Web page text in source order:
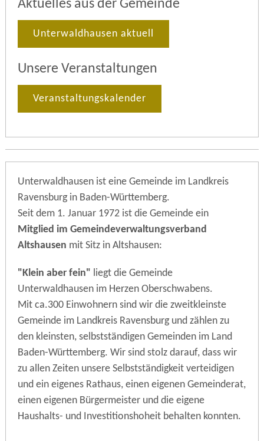
Aktuelles aus der Gemeinde
Unterwaldhausen aktuell
Unsere Veranstaltungen
Veranstaltungskalender
Unterwaldhausen ist eine Gemeinde im Landkreis
Ravensburg in Baden-Württemberg.
Seit dem 1. Januar 1972 ist die Gemeinde ein
Mitglied im Gemeindeverwaltungsverband
Altshausen mit Sitz in Altshausen:
"Klein aber fein" liegt die Gemeinde
Unterwaldhausen im Herzen Oberschwabens.
Mit ca.300 Einwohnern sind wir die zweitkleinste
Gemeinde im Landkreis Ravensburg und zählen zu
den kleinsten, selbstständigen Gemeinden im Land
Baden-Württemberg. Wir sind stolz darauf, dass wir
zu allen Zeiten unsere Selbstständigkeit verteidigen
und ein eigenes Rathaus, einen eigenen Gemeinderat,
einen eigenen Bürgermeister und die eigene
Haushalts- und Investitionshoheit behalten konnten.